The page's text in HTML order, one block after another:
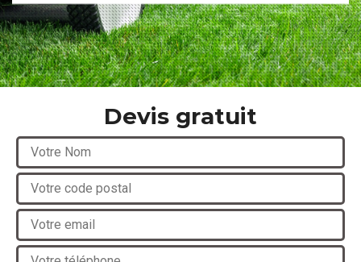
Devis gratuit